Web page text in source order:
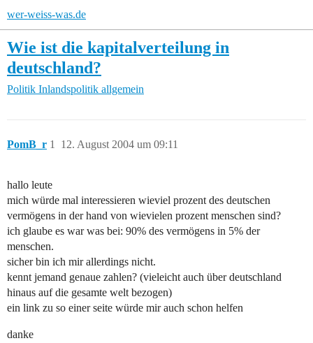
wer-weiss-was.de
Wie ist die kapitalverteilung in
deutschland?
Politik Inlandspolitik allgemein
PomB_r 12. August 2004 um 09:11
1
hallo leute
mich würde mal interessieren wieviel prozent des deutschen
vermögens in der hand von wievielen prozent menschen sind?
ich glaube es war was bei: 90% des vermögens in 5% der
menschen.
sicher bin ich mir allerdings nicht.
kennt jemand genaue zahlen? (vieleicht auch über deutschland
hinaus auf die gesamte welt bezogen)
ein link zu so einer seite würde mir auch schon helfen
danke